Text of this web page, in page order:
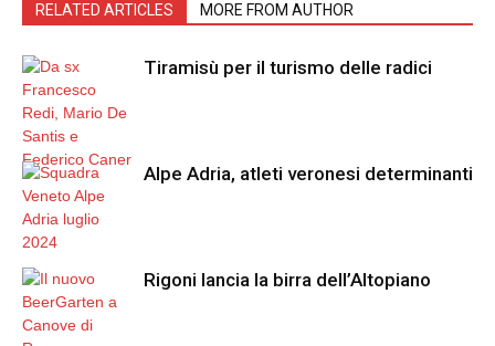
RELATED ARTICLES MORE FROM AUTHOR
Tiramisù per il turismo delle radici
Alpe Adria, atleti veronesi determinanti
Rigoni lancia la birra dell’Altopiano